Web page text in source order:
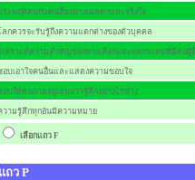
ระพฤติตนกับคนอื่นอย่างเมตตาและจริงใจ
ลกควรจะรับรู้ถึงความแตกต่างของตัวบุคคล
เคราะห์ความสำคัญของทางเลือกและผลกระทบที่มีต่อผู้
อบเอาใจคนอื่นและแสดงความขอบใจ
อบให้คนถามอยู่เสมอว่ารู้สึกอย่างไรบ้าง
วามรู้สึกทุกอันมีความหมาย
เลือกแถว F
แถว P